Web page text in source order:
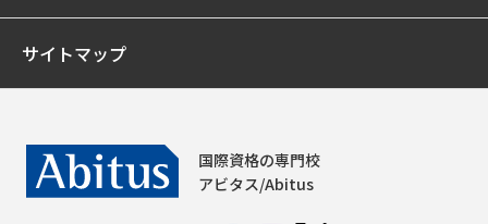
サイトマップ
国際資格の専門校
アビタス/Abitus